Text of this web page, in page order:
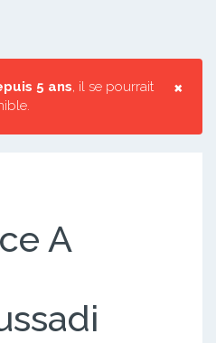
×
5 ans, il se pourrait
A